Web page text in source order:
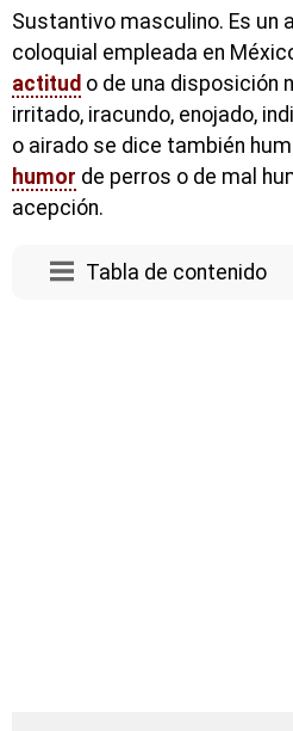
Sustantivo masculino. Es un
coloquial empleada en
actitud o de una disposición
irritado, iracundo, enojado,
o airado se dice también
humor de perros o de mal
acepción.
Tabla de contenido